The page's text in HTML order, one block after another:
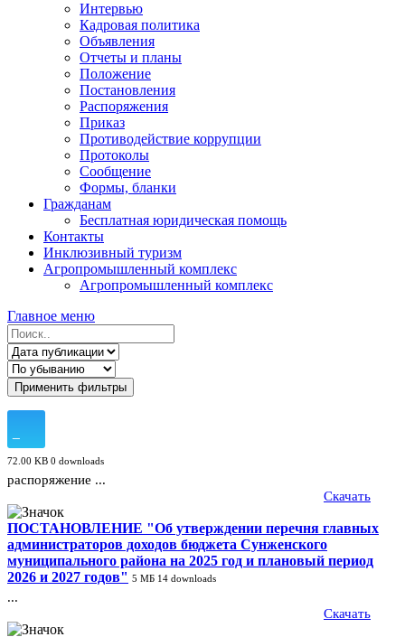
Интервью
Кадровая политика
Объявления
Отчеты и планы
Положение
Постановления
Распоряжения
Приказ
Противодействие коррупции
Протоколы
Сообщение
Формы, бланки
Гражданам
Бесплатная юридическая помощь
Контакты
Инклюзивный туризм
Агропромышленный комплекс
Агропромышленный комплекс
Главное меню
Применить фильтры
72.00 KB 0 downloads
распоряжение ...
Скачать
ПОСТАНОВЛЕНИЕ "Об утверждении перечня главных
администраторов доходов бюджета Сунженского
муниципального района на 2025 год и плановый период
2026 и 2027 годов" 5 МБ 14 downloads
...
Скачать